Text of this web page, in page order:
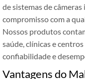
de sistemas de
compromisso com a
Nossos produtos
saúde, clínicas e
confiabilidade e
Vantagens do